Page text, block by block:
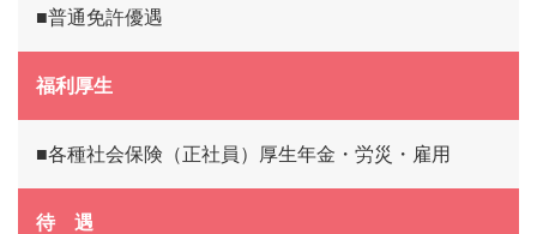
■普通免許優遇
福利厚生
■各種社会保険（正社員）厚生年金・労災・雇用
待 遇